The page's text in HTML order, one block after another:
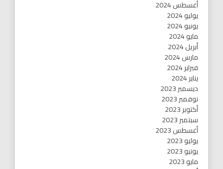
أغسطس 2024
يوليو 2024
يونيو 2024
مايو 2024
أبريل 2024
مارس 2024
فبراير 2024
يناير 2024
ديسمبر 2023
نوفمبر 2023
أكتوبر 2023
سبتمبر 2023
أغسطس 2023
يوليو 2023
يونيو 2023
مايو 2023